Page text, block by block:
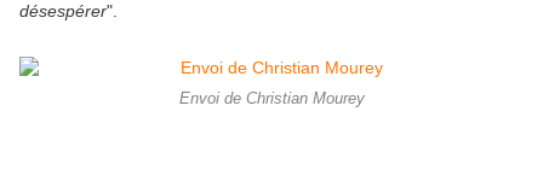
désespérer".
Envoi de Christian Mourey